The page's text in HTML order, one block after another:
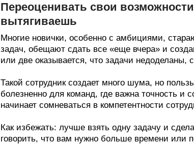
Переоценивать свои
вытягиваешь
Многие новички, особенно с амбициями,
задач, обещают сдать все «еще вчера» и
или две оказывается, что задачи недоделаны,
Такой сотрудник создает много шума, но
болезненно для команд, где важна точность и
начинает сомневаться в компетентности
Как избежать: лучше взять одну задачу и
говорить, что вам нужно больше времени или